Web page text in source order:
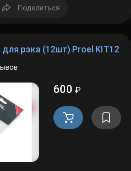
Поделиться
рэка (12шт) Proel KIT12
600₽